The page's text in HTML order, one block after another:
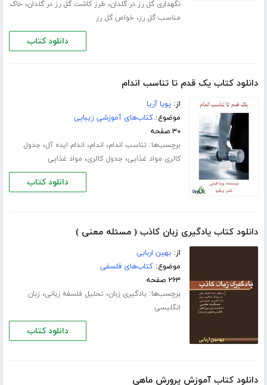
نگهداری گل رز در گلدان، طرز کاشت گل رز در گلدان، خاک
مناسب گل رز، خواص گل رز
دانلود کتاب
دانلود کتاب یک قدم تا تناسب اندام
از:پویا آریا
موضوع:کتاب‌های آموزشی زیبایی
۳۰ صفحه
برچسب‌ها: تناسب اندام، اندام، اندام ایده آل، جدول
کالری مواد غذایی، جدول کالری، مواد غذایی
دانلود کتاب
دانلود کتاب یادگیری زبان کاذب ( مسئله معنی )
از:بهین اربابی
موضوع:کتاب‌های فلسفی
۲۶۳ صفحه
برچسب‌ها: یادگیری زبان، تحلیل فلسفه زبانی، زبان
انگلیسی
دانلود کتاب
دانلود کتاب آموزش پرورش ماهی